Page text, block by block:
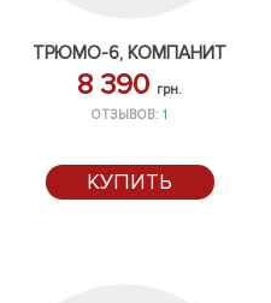
ТРЮМО-6, КОМПАНИТ
8 390 грн.
ОТЗЫВОВ:1
КУПИТЬ